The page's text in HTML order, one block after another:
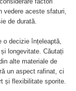
vedere aceste sfaturi,
de durată.
o decizie înțeleaptă,
longevitate. Căutați
alte materiale de
un aspect rafinat, ci
și flexibilitate sporite.